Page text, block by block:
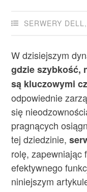
SERWERY DELL,
W dzisiejszym
gdzie szybkość,
są kluczowymi
odpowiednie
się
pragnących
tej dziedzinie,
rolę, zapewniając
efektywnego
niniejszym